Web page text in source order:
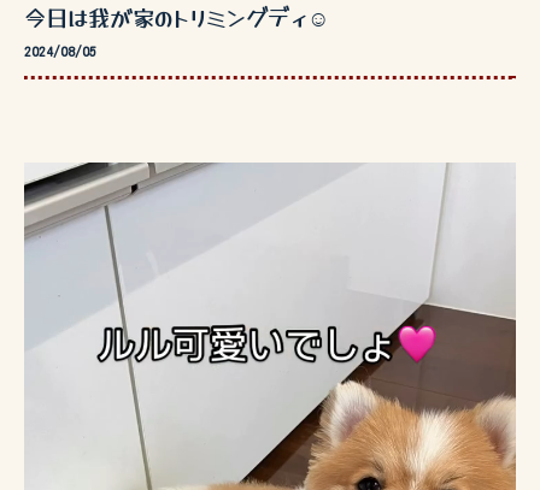
今日は我が家のトリミングディ☺️
2024/08/05